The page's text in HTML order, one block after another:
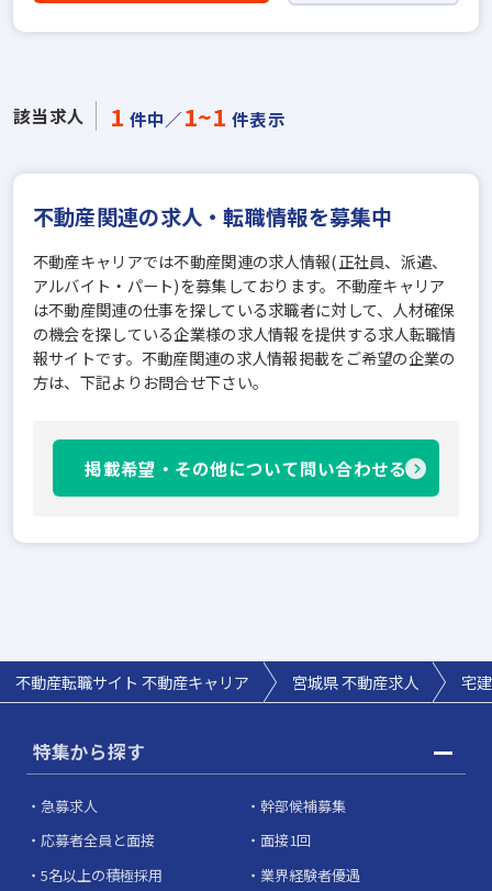
該当求人 1 件中／1~1 件表示
不動産関連の求人・転職情報を募集中
不動産キャリアでは不動産関連の求人情報(正社員、派遣、
アルバイト・パート)を募集しております。不動産キャリア
は不動産関連の仕事を探している求職者に対して、人材確保
の機会を探している企業様の求人情報を提供する求人転職情
報サイトです。不動産関連の求人情報掲載をご希望の企業の
方は、下記よりお問合せ下さい。
掲載希望・その他について問い合わせる
不動産転職サイト 不動産キャリア 宮城県不動産求人 宅
特集から探す
急募求人
幹部候補募集
応募者全員と面接
面接1回
5名以上の積極採用
業界経験者優遇